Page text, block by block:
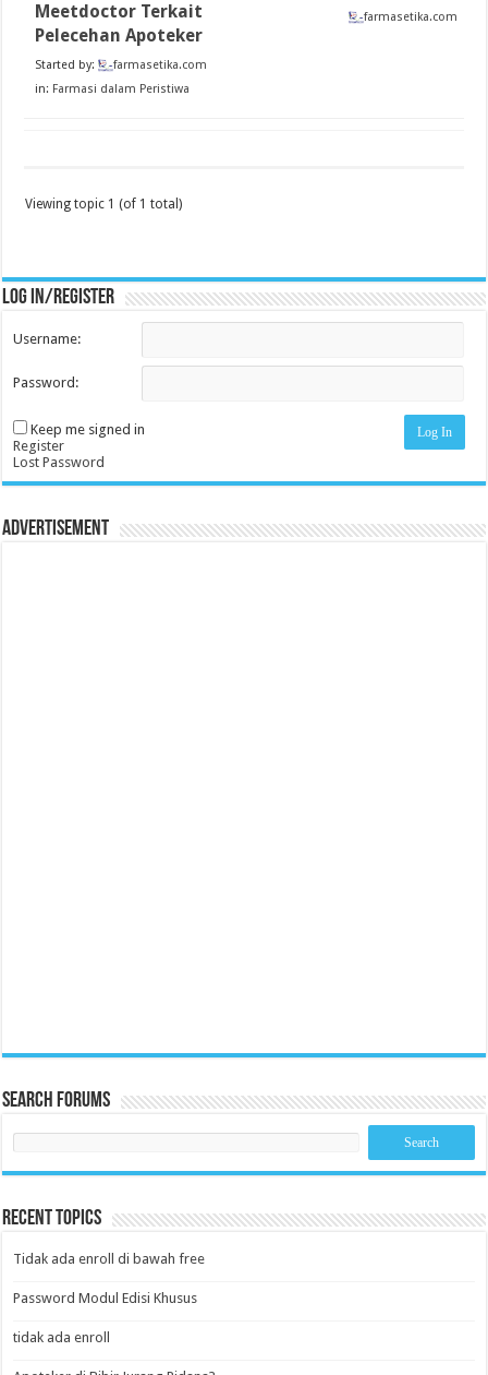
Meetdoctor Terkait
Pelecehan Apoteker
Started by:
farmasetika.com
in: Farmasi dalam Peristiwa
farmasetika.com
Viewing topic 1 (of 1 total)
Log in/register
Username:
Password:
Keep me signed in Log In
Register
Lost Password
Advertisement
Search Forums
Recent Topics
Tidak ada enroll di bawah free
Password Modul Edisi Khusus
tidak ada enroll